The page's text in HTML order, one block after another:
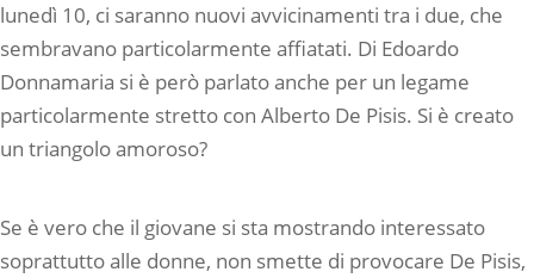
lunedì 10, ci saranno nuovi avvicinamenti tra i due, che
sembravano particolarmente affiatati. Di Edoardo
Donnamaria si è però parlato anche per un legame
particolarmente stretto con Alberto De Pisis. Si è creato
un triangolo amoroso?
Se è vero che il giovane si sta mostrando interessato
soprattutto alle donne, non smette di provocare De Pisis,